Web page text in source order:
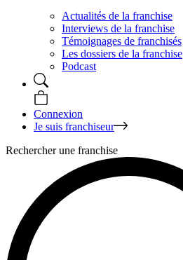
Actualités de la franchise
Interviews de la franchise
Témoignages de franchisés
Les dossiers de la franchise
Podcast
Connexion
Je suis franchiseur
Rechercher une franchise